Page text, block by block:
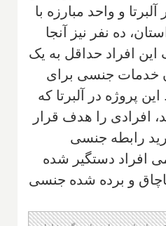
و واحد مبارزه با
ده نفر نیز آنجا
افراد حداقل به یک
خدمات جنسی برای
پروژه در آلبرتا که
شد، افرادی را هدف قرار
رابطه جنسی
افراد دستگیر شده
قاچاق و برده شده جنسی